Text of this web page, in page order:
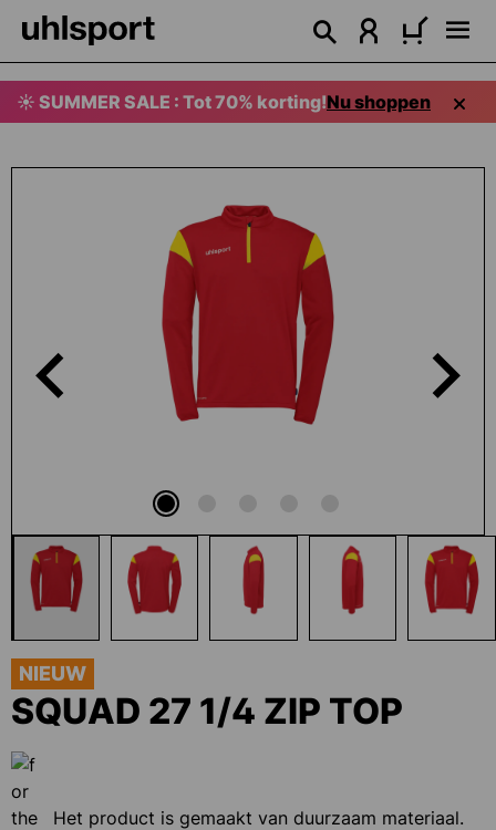
☀️ SUMMER SALE : Tot 70% korting!Nu shoppen
NIEUW
SQUAD 27 1/4 ZIP TOP
Het product is gemaakt van duurzaam materiaal.